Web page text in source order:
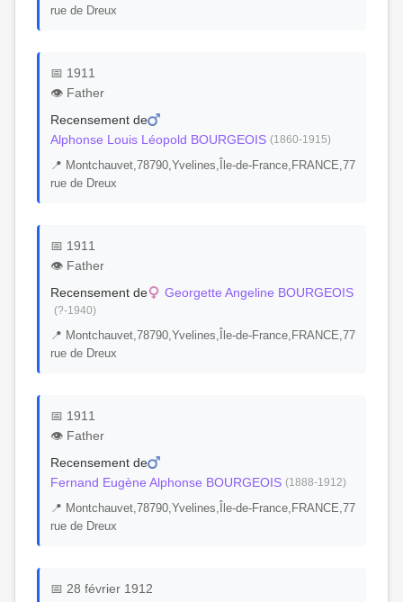
rue de Dreux
📅 1911
👁️ Father
Recensement de
Alphonse Louis Léopold BOURGEOIS (1860-1915)
📍 Montchauvet,78790,Yvelines,Île-de-France,FRANCE,77
rue de Dreux
📅 1911
👁️ Father
Recensement de
Georgette Angeline BOURGEOIS
(?-1940)
📍 Montchauvet,78790,Yvelines,Île-de-France,FRANCE,77
rue de Dreux
📅 1911
👁️ Father
Recensement de
Fernand Eugène Alphonse BOURGEOIS (1888-1912)
📍 Montchauvet,78790,Yvelines,Île-de-France,FRANCE,77
rue de Dreux
📅 28 février 1912